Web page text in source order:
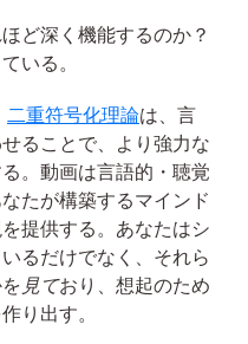
ど深く機能するのか？
いる。
二重符号化理論は、言
ることで、より強力な
。動画は言語的・聴覚
たが構築するマインド
提供する。あなたはシ
るだけでなく、それら
見ており、想起のため
り出す。